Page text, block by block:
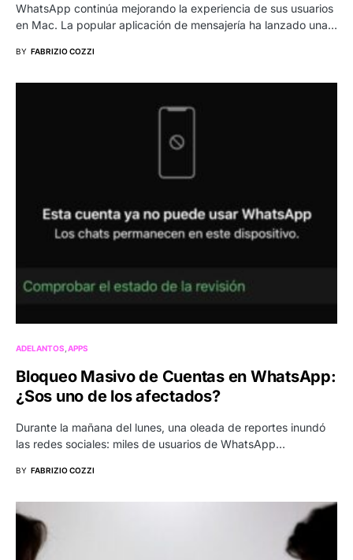
WhatsApp continúa mejorando la experiencia de sus usuarios
en Mac. La popular aplicación de mensajería ha lanzado una…
BY FABRIZIO COZZI
ADELANTOS APPS
Bloqueo Masivo de Cuentas en WhatsApp:
¿Sos uno de los afectados?
Durante la mañana del lunes, una oleada de reportes inundó
las redes sociales: miles de usuarios de WhatsApp…
BY FABRIZIO COZZI